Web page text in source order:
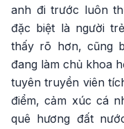
anh đi trước luôn
đặc biệt là người
thấy rõ hơn, cũng
đang làm chủ khoa
tuyên truyền viên
điểm, cảm xúc cá
quê hương đất